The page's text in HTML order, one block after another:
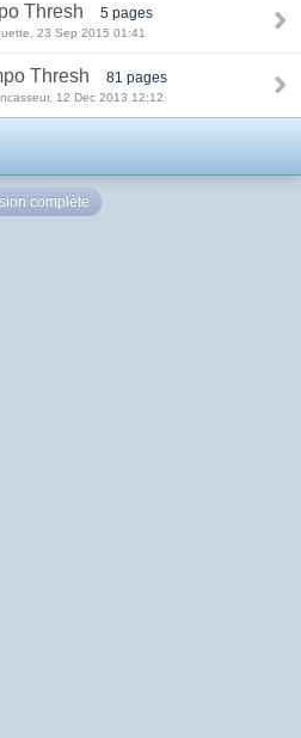
Thresh 5 pages
23 Sep 2015 01:41
Thresh 81 pages
12 Dec 2013 12:12
complète